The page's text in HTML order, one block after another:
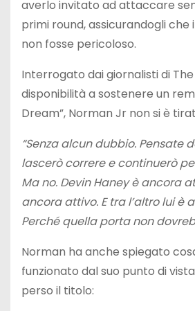
averlo invitato ad attaccare
primi round, assicurandogli che
non fosse pericoloso.
Interrogato dai giornalisti di The
disponibilità a sostenere un
Dream”, Norman Jr non si è
“Senza alcun dubbio. Pensate
lascerò correre e continuerò
Ma no. Devin Haney è ancora
ancora attivo. E tra l’altro lui è
Perché quella porta non
Norman ha anche spiegato
funzionato dal suo punto di
perso il titolo: